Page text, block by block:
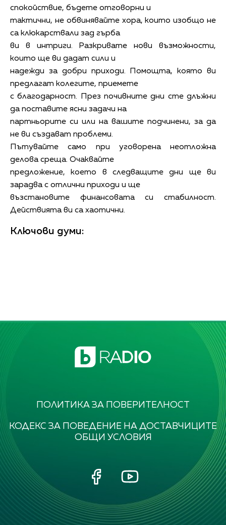
спокойствие, бъдете отговорни и
тактични, не обвинявайте хора, които изобщо не
са клюкарствали зад гърба
ви в интриги. Разкривате нови възможности,
които ще ви дадат сили и
надежди за добри приходи. Помощта, която ви
предлагат колегите, приемете
с благодарност. През почивните дни сте длъжни
да поставите ясни задачи на
партньорите си или на вашите подчинени, за да
не ви създават проблеми.
Пътувайте само при уговорена неотложна
делова среща. Очаквайте
предложение, което в следващите дни ще ви
зарадва с отлични приходи и ще
възстановите финансовата си стабилност.
Действията ви са хаотични.
Ключови думи:
ПОЛИТИКА ЗА ПОВЕРИТЕЛНОСТ
КОДЕКС ЗА ПОВЕДЕНИЕ НА ДОСТАВЧИЦИТЕ
ОБЩИ УСЛОВИЯ